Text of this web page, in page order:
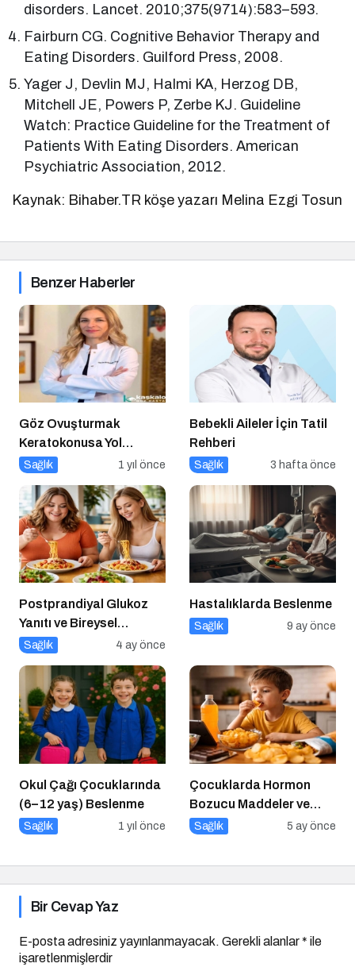
disorders. Lancet. 2010;375(9714):583–593.
Fairburn CG. Cognitive Behavior Therapy and
Eating Disorders. Guilford Press, 2008.
Yager J, Devlin MJ, Halmi KA, Herzog DB,
Mitchell JE, Powers P, Zerbe KJ. Guideline
Watch: Practice Guideline for the Treatment of
Patients With Eating Disorders. American
Psychiatric Association, 2012.
Kaynak: Bihaber.TR köşe yazarı Melina Ezgi Tosun
Benzer Haberler
Göz Ovuşturmak
Keratokonusa Yol
Açabilir
Sağlık 1 yıl önce
Bebekli Aileler İçin Tatil
Rehberi
Sağlık 3 hafta önce
Postprandiyal Glukoz
Yanıtı ve Bireysel
Farklılıklar
Sağlık 4 ay önce
Hastalıklarda Beslenme
Sağlık 9 ay önce
Okul Çağı Çocuklarında
(6–12 yaş) Beslenme
Sağlık 1 yıl önce
Çocuklarda Hormon
Bozucu Maddeler ve
Paketli Gıdalar
Sağlık 5 ay önce
Bir Cevap Yaz
E-posta adresiniz yayınlanmayacak. Gerekli alanlar* ile
işaretlenmişlerdir